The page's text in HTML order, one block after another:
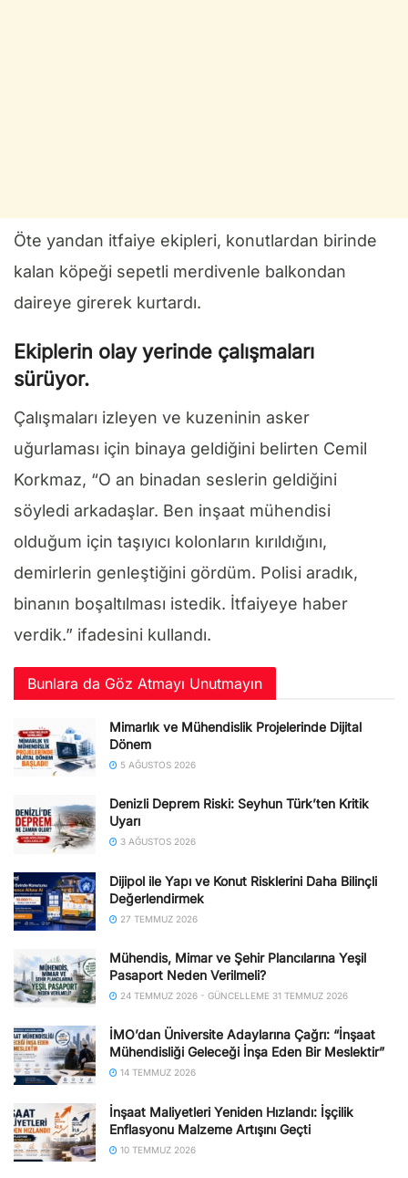
Öte yandan itfaiye ekipleri, konutlardan birinde
kalan köpeği sepetli merdivenle balkondan
daireye girerek kurtardı.
Ekiplerin olay yerinde çalışmaları
sürüyor.
Çalışmaları izleyen ve kuzeninin asker
uğurlaması için binaya geldiğini belirten Cemil
Korkmaz, “O an binadan seslerin geldiğini
söyledi arkadaşlar. Ben inşaat mühendisi
olduğum için taşıyıcı kolonların kırıldığını,
demirlerin genleştiğini gördüm. Polisi aradık,
binanın boşaltılması istedik. İtfaiyeye haber
verdik.” ifadesini kullandı.
Bunlara da Göz Atmayı Unutmayın
Mimarlık ve Mühendislik Projelerinde Dijital
Dönem
5 AĞUSTOS 2026
Denizli Deprem Riski: Seyhun Türk’ten Kritik
Uyarı
3 AĞUSTOS 2026
Dijipol ile Yapı ve Konut Risklerini Daha Bilinçli
Değerlendirmek
27 TEMMUZ 2026
Mühendis, Mimar ve Şehir Plancılarına Yeşil
Pasaport Neden Verilmeli?
24 TEMMUZ 2026 - GÜNCELLEME 31 TEMMUZ 2026
İMO’dan Üniversite Adaylarına Çağrı: “İnşaat
Mühendisliği Geleceği İnşa Eden Bir Meslektir”
14 TEMMUZ 2026
İnşaat Maliyetleri Yeniden Hızlandı: İşçilik
Enflasyonu Malzeme Artışını Geçti
10 TEMMUZ 2026